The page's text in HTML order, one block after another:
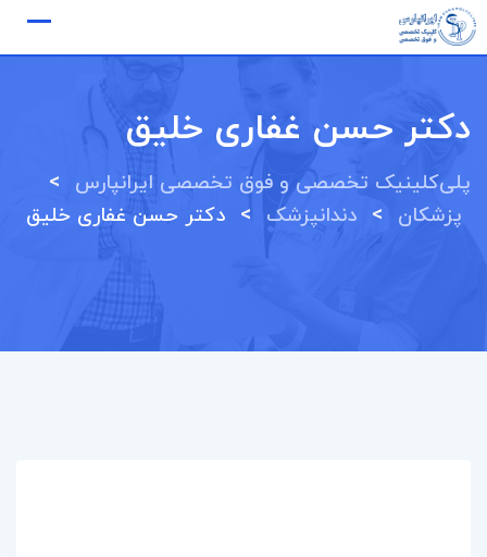
Skip
to
content
دکتر حسن غفاری خلیق
پلی‌کلینیک تخصصی و فوق تخصصی ایرانپارس >
پزشکان > دندانپزشک > دکتر حسن غفاری خلیق